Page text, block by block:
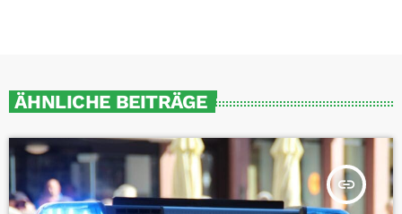
ÄHNLICHE BEITRÄGE
insert_link